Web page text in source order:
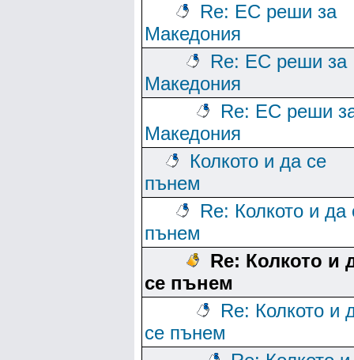
Re: ЕС реши за
Македония
Re: ЕС реши за
Македония
Re: ЕС реши
Македония
Колкото и да се
пънем
Re: Колкото и да
пънем
Re: Колкото и
се пънем
Re: Колкото и
се пънем